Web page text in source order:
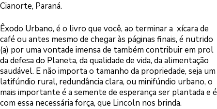
Cianorte, Paraná.
Êxodo Urbano, é o livro que você, ao terminar a xícara de
café ou antes mesmo de chegar às páginas finais, é nutrido
(a) por uma vontade imensa de também contribuir em prol
da defesa do Planeta, da qualidade de vida, da alimentação
saudável. E não importa o tamanho da propriedade, seja um
latifúndio rural, redundância clara, ou minifúndio urbano, o
mais importante é a semente de esperança ser plantada e é
com essa necessária força, que Lincoln nos brinda.